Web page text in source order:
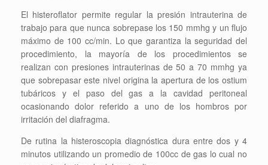
El histeroflator permite regular la presión intrauterina de
trabajo para que nunca sobrepase los 150 mmhg y un flujo
máximo de 100 cc/min. Lo que garantiza la seguridad del
procedimiento, la mayoría de los procedimientos se
realizan con presiones intrauterinas de 50 a 70 mmhg ya
que sobrepasar este nivel origina la apertura de los ostium
tubáricos y el paso del gas a la cavidad peritoneal
ocasionando dolor referido a uno de los hombros por
irritación del diafragma.
De rutina la histeroscopia diagnóstica dura entre dos y 4
minutos utilizando un promedio de 100cc de gas lo cual no